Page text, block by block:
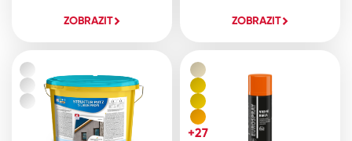
ZOBRAZIT ZOBRAZIT
+27